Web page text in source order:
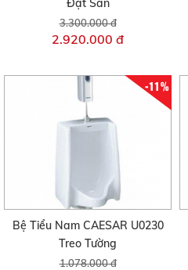
Đặt Sàn
3.300.000 đ
2.920.000 đ
-11%
Bệ Tiểu Nam CAESAR U0230
Treo Tường
1.078.000 đ